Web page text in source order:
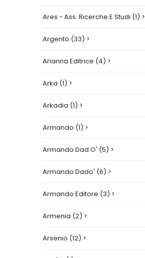
Ares - Ass. Ricerche E Studi (1) >
Argento (33) >
Arianna Editrice (4) >
Arka (1) >
Arkadia (1) >
Armando (1) >
Armando Dad O' (5) >
Armando Dado' (6) >
Armando Editore (3) >
Armenia (2) >
Arsenio (12) >